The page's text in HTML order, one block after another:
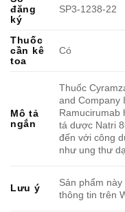
đăng
ký
SP3-1238-22
Thuốc
cần kê
toa
Có
Mô tả
ngắn
Thuốc
and Company
Ramucirumab
tá dược Natri
đến với công
như ung thư
Lưu ý
Sản phẩm
thông tin trên